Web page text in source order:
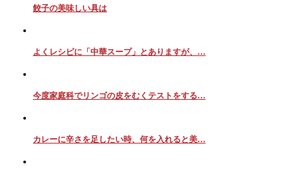
餃子の美味しい具は
よくレシピに「中華スープ」とありますが、…
今度家庭科でリンゴの皮をむくテストをする…
カレーに辛さを足したい時、何を入れると美…